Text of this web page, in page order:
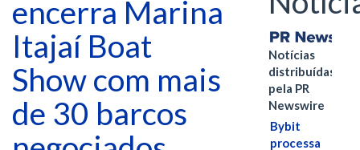
encerra Marina
Itajaí Boat
Show com mais
de 30 barcos
Notícias
distribuídas
pela PR
Newswire
Bybit
processa